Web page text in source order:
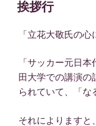
日:
挨拶行
「立花大敬氏の心
「サッカー元日
田大学での講演の
られていて、「な
それによりますと、